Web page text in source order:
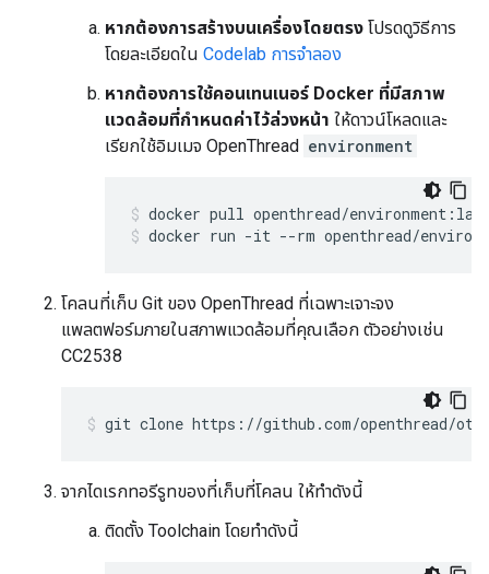
หากต้องการสร้างบนเครื่องโดยตรง โปรดดูวิธีการ
โดยละเอียดใน Codelab การจำลอง
หากต้องการใช้คอนเทนเนอร์ Docker ที่มีสภาพ
แวดล้อมที่กำหนดค่าไว้ล่วงหน้า ให้ดาวน์โหลดและ
เรียกใช้อิมเมจ OpenThread environment
docker pull openthread/
docker run -it --rm openthread/
โคลนที่เก็บ Git ของ OpenThread ที่เฉพาะเจาะจง
แพลตฟอร์มภายในสภาพแวดล้อมที่คุณเลือก ตัวอย่างเช่น
CC2538
git clone https://github.com/openthread/
จากไดเรกทอรีรูทของที่เก็บที่โคลน ให้ทำดังนี้
ติดตั้ง Toolchain โดยทำดังนี้